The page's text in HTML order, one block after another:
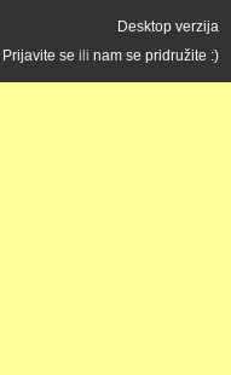
Desktop verzija
Prijavite se ili nam se pridružite :)